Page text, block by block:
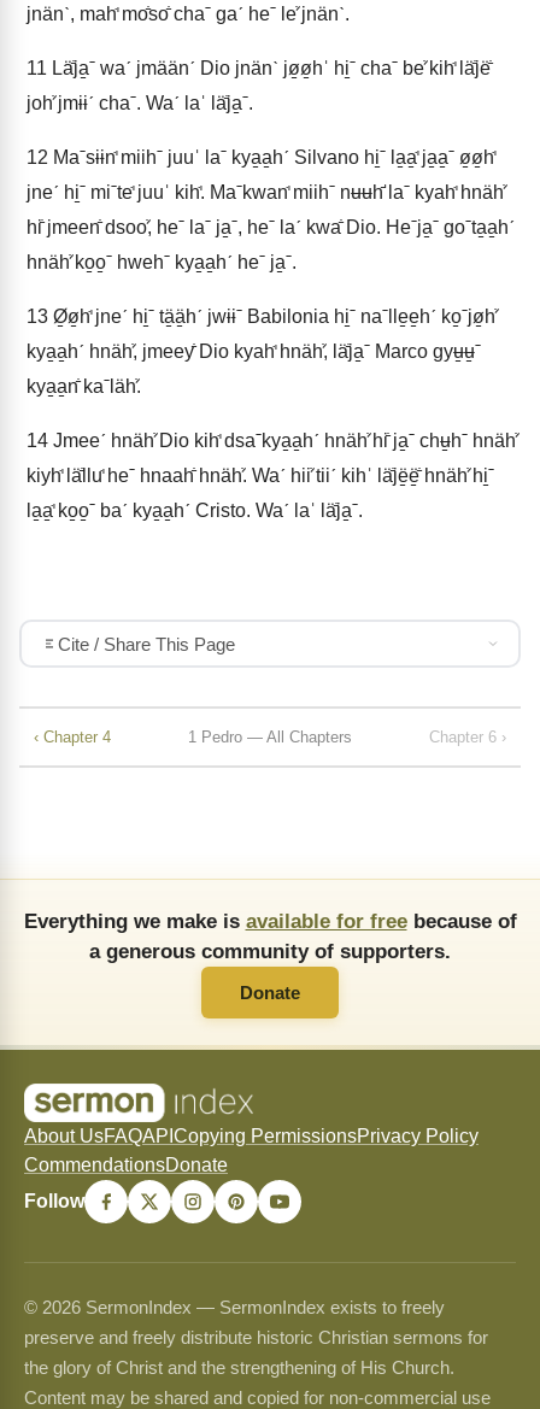
jnänˋ, mahꜗ moꜙsoꜙ chaˉ gaˊ heˉ leꜘ jnänˋ.
11 Läꜙja̱ˉ waˊ jmäänˊ Dio jnänˋ jø̱ø̱hˈ hi̱ˉ chaˉ beꜘ kihꜗ läꜙjëꜙ
johꜘ jmɨɨˊ chaˉ. Waˊ laˈ läꜙja̱ˉ.
12 Maˉsɨɨnꜗ miihˉ juuˈ laˉ kya̱a̱hˊ Silvano hi̱ˉ la̱a̱ꜗ ja̱a̱ˉ ø̱ø̱hꜗ
jneˊ hi̱ˉ miˉteꜗ juuˈ kihꜗ. Maˉkwanꜗ miihˉ nʉʉhꜚ laˉ kyahꜗ hnähꜘ
hiꜙ jmeenꜙ dsooꜘ, heˉ laˉ ja̱ˉ, heˉ laˊ kwaꜙ Dio. Heˉja̱ˉ goˉta̱a̱hˊ
hnähꜘ ko̱o̱ˉ hwehˉ kya̱a̱hˊ heˉ ja̱ˉ.
13 Ø̱ø̱hꜗ jneˊ hi̱ˉ tä̱ä̱hˊ jwɨɨˉ Babilonia hi̱ˉ naˉlle̱e̱hˊ ko̱ˉjø̱hꜘ
kya̱a̱hˊ hnähꜘ, jmeeyꜙ Dio kyahꜗ hnähꜘ, läꜙja̱ˉ Marco gyʉ̱ʉ̱ˉ
kya̱a̱nꜙ kaˉlähꜘ.
14 Jmeeˊ hnähꜘ Dio kihꜗ dsaˉkya̱a̱hˊ hnähꜘ hiꜙ ja̱ˉ chʉ̱hˉ hnähꜘ
kiyhꜗ läꜙlluꜗ heˉ hnaahꜙ hnähꜘ. Waˊ hiiꜘ tiiˊ kihˈ läꜙjë̱ë̱ꜙ hnähꜘ hi̱ˉ
la̱a̱ꜗ ko̱o̱ˉ baˊ kya̱a̱hˊ Cristo. Waˊ laˈ läꜙja̱ˉ.
Cite / Share This Page
‹ Chapter 4 1 Pedro — All Chapters Chapter 6 ›
Everything we make is available for freebecause of
a generous community of supporters.
Donate
About UsFAQAPI Copying PermissionsPrivacy Policy
CommendationsDonate
Follow
© 2026 SermonIndex — SermonIndex exists to freely
preserve and freely distribute historic Christian sermons for
the glory of Christ and the strengthening of His Church.
Content may be shared and copied for non-commercial use